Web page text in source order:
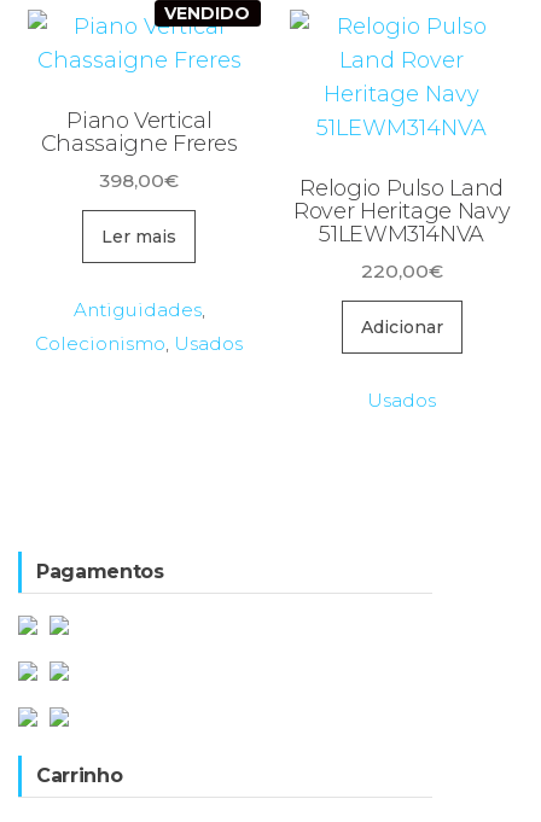
VENDIDO
Piano Vertical
Chassaigne Freres
398,00€
Ler mais
Antiguidades,
Colecionismo, Usados
Relogio Pulso Land
Rover Heritage Navy
51LEWM314NVA
220,00€
Adicionar
Usados
Pagamentos
Carrinho